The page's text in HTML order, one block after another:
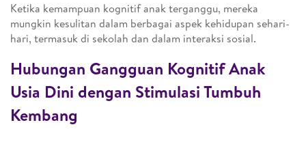
Ketika kemampuan kognitif anak terganggu, mereka
mungkin kesulitan dalam berbagai aspek kehidupan sehari-
hari, termasuk di sekolah dan dalam interaksi sosial.
Hubungan Gangguan Kognitif Anak
Usia Dini dengan Stimulasi Tumbuh
Kembang